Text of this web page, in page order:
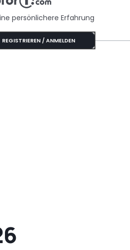
Specials
persönlichere Erfahrung
REGISTRIEREN / ANMELDEN